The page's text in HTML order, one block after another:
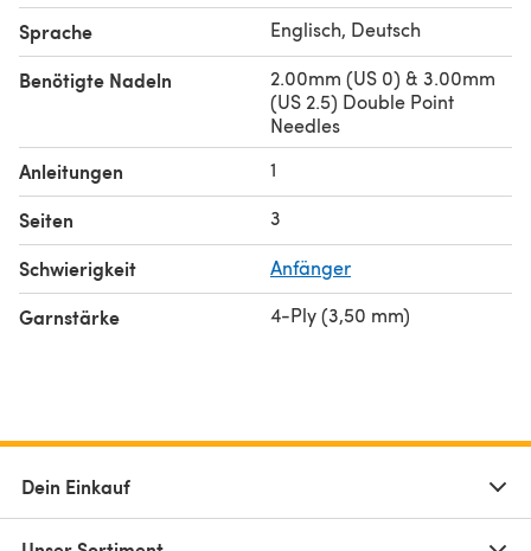
Sprache Englisch, Deutsch
Benötigte Nadeln
2.00mm (US 0) & 3.00mm
(US 2.5) Double Point
Needles
Anleitungen 1
Seiten 3
Schwierigkeit Anfänger
Garnstärke 4-Ply (3,50 mm)
Dein Einkauf